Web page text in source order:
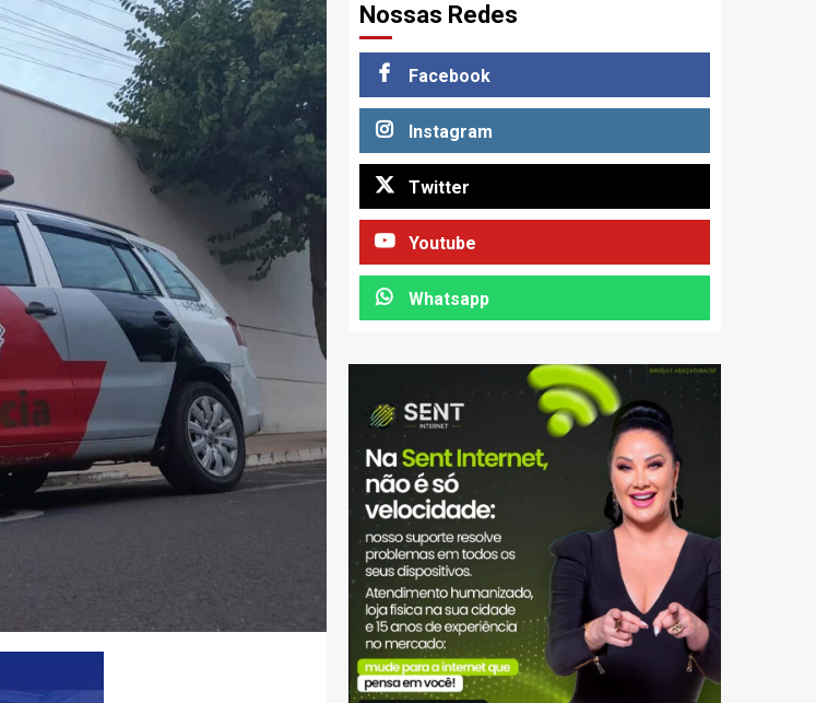
Nossas Redes
Facebook
Instagram
Twitter
Youtube
Whatsapp